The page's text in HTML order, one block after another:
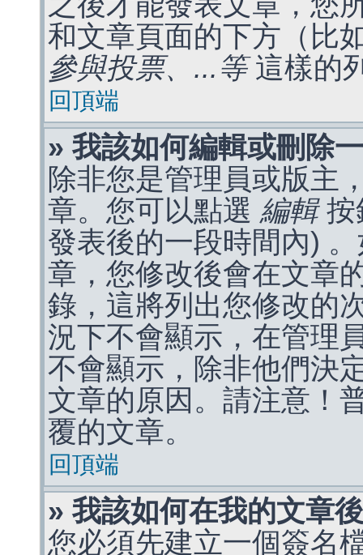
和文章頁面的下方（比
參與投票、...等這樣的
回頂端
» 我該如何編輯或刪除
除非您是管理員或版主
章。您可以點選 編輯按
發表後的一段時間內)
章，您修改後會在文章
錄，這將列出您修改的
況下不會顯示，在管理
不會顯示，除非他們決
文章的原因。請注意！
覆的文章。
回頂端
» 我該如何在我的文章
您必須先建立一個簽名